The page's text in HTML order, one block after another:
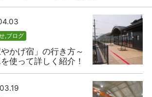
,ブログ
かげ宿」の行き方～
使って詳しく紹介！